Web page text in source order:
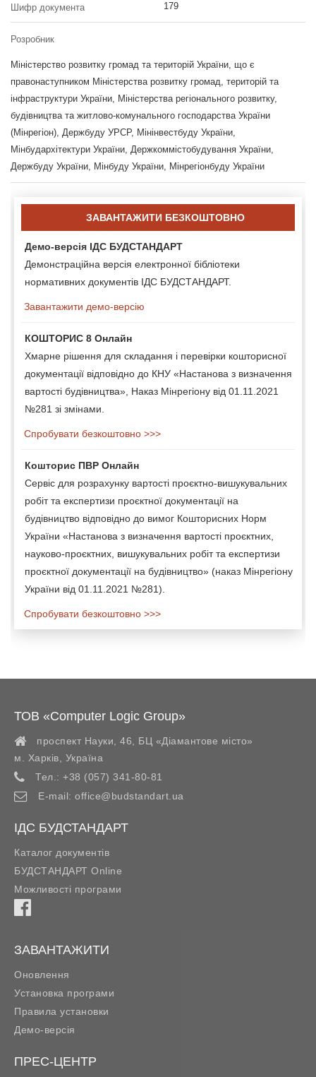
Шифр документа 179
Розробник
Міністерство розвитку громад та територій України, що є
правонаступником Міністерства розвитку громад, територій та
інфраструктури України, Міністерства регіонального розвитку,
будівництва та житлово-комунального господарства України
(Мінрегіон), Держбуду УРСР, Мінінвестбуду України,
Мінбудархітектури України, Держкоммістобудування України,
Держбуду України, Мінбуду України, Мінрегіонбуду України
ЗАВАНТАЖИТИ БЕЗКОШТОВНО
Демо-версія ІДС БУДСТАНДАРТ
Демонстраційна версія електронної бібліотеки
нормативних документів ІДС БУДСТАНДАРТ.
Завантажити демо-версію
КОШТОРИС 8 Онлайн
Хмарне рішення для складання і перевірки кошторисної
документації відповідно до КНУ «Настанова з визначення
вартості будівництва», Наказ Мінрегіону від 01.11.2021
№281 зі змінами.
Спробувати безкоштовно >>>
Кошторис ПВР Онлайн
Сервіс для розрахунку вартості проєктно-вишукувальних
робіт та експертизи проєктної документації на
будівництво відповідно до вимог Кошторисних Норм
України «Настанова з визначення вартості проєктних,
науково-проєктних, вишукувальних робіт та експертизи
проєктної документації на будівництво» (наказ Мінрегіону
України від 01.11.2021 №281).
Спробувати безкоштовно >>>
ТОВ «Computer Logic Group»
проспект Науки, 46, БЦ «Діамантове місто»
м. Харків
Україна
Тел.: +38 (057) 341-80-81
E-mail: office@budstandart.ua
ІДС БУДСТАНДАРТ
Каталог документів
БУДСТАНДАРТ Online
Можливості програми
ЗАВАНТАЖИТИ
Оновлення
Установка програми
Правила установки
Демо-версія
ПРЕС-ЦЕНТР